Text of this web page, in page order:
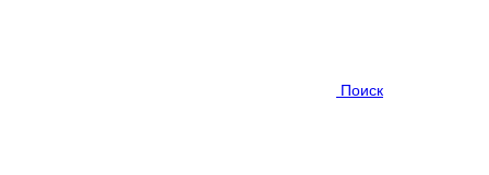
Поиск